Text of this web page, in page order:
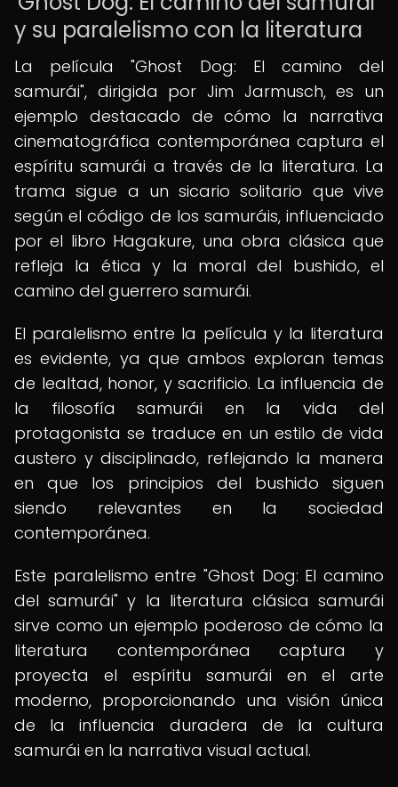
y su paralelismo con la literatura
La película "Ghost Dog: El camino del
samurái", dirigida por Jim Jarmusch, es un
ejemplo destacado de cómo la narrativa
cinematográfica contemporánea captura el
espíritu samurái a través de la literatura. La
trama sigue a un sicario solitario que vive
según el código de los samuráis, influenciado
por el libro Hagakure, una obra clásica que
refleja la ética y la moral del bushido, el
camino del guerrero samurái.
El paralelismo entre la película y la literatura
es evidente, ya que ambos exploran temas
de lealtad, honor, y sacrificio. La influencia de
la filosofía samurái en la vida del
protagonista se traduce en un estilo de vida
austero y disciplinado, reflejando la manera
en que los principios del bushido siguen
siendo relevantes en la sociedad
contemporánea.
Este paralelismo entre "Ghost Dog: El camino
del samurái" y la literatura clásica samurái
sirve como un ejemplo poderoso de cómo la
literatura contemporánea captura y
proyecta el espíritu samurái en el arte
moderno, proporcionando una visión única
de la influencia duradera de la cultura
samurái en la narrativa visual actual.